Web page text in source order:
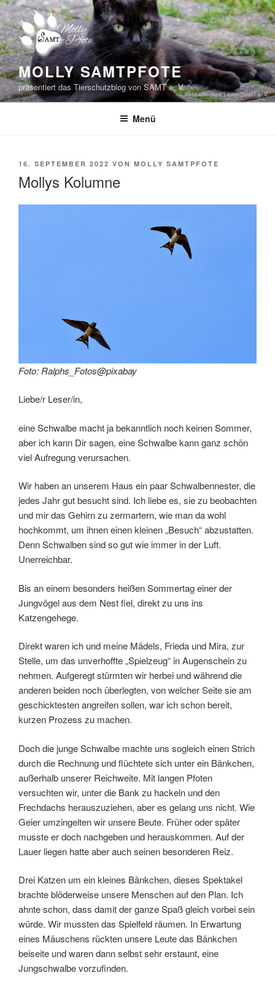
Zum
Inhalt
springen
MOLLY SAMTPFOTE
präsentiert das Tierschutzblog von SAMT e. V.
Menü
VERÖFFENTLICHT
16. SEPTEMBER 2022 VON MOLLY SAMTPFOTE
Mollys Kolumne
Foto: Ralphs_Fotos@pixabay
Liebe/r Leser/in,
eine Schwalbe macht ja bekanntlich noch keinen Sommer,
aber ich kann Dir sagen, eine Schwalbe kann ganz schön
viel Aufregung verursachen.
Wir haben an unserem Haus ein paar Schwalbennester, die
jedes Jahr gut besucht sind. Ich liebe es, sie zu beobachten
und mir das Gehirn zu zermartern, wie man da wohl
hochkommt, um ihnen einen kleinen „Besuch“ abzustatten.
Denn Schwalben sind so gut wie immer in der Luft.
Unerreichbar.
Bis an einem besonders heißen Sommertag einer der
Jungvögel aus dem Nest fiel, direkt zu uns ins
Katzengehege.
Direkt waren ich und meine Mädels, Frieda und Mira, zur
Stelle, um das unverhoffte „Spielzeug“ in Augenschein zu
nehmen. Aufgeregt stürmten wir herbei und während die
anderen beiden noch überlegten, von welcher Seite sie am
geschicktesten angreifen sollen, war ich schon bereit,
kurzen Prozess zu machen.
Doch die junge Schwalbe machte uns sogleich einen Strich
durch die Rechnung und flüchtete sich unter ein Bänkchen,
außerhalb unserer Reichweite. Mit langen Pfoten
versuchten wir, unter die Bank zu hackeln und den
Frechdachs herauszuziehen, aber es gelang uns nicht. Wie
Geier umzingelten wir unsere Beute. Früher oder später
musste er doch nachgeben und herauskommen. Auf der
Lauer liegen hatte aber auch seinen besonderen Reiz.
Drei Katzen um ein kleines Bänkchen, dieses Spektakel
brachte blöderweise unsere Menschen auf den Plan. Ich
ahnte schon, dass damit der ganze Spaß gleich vorbei sein
würde. Wir mussten das Spielfeld räumen. In Erwartung
eines Mäuschens rückten unsere Leute das Bänkchen
beiseite und waren dann selbst sehr erstaunt, eine
Jungschwalbe vorzufinden.